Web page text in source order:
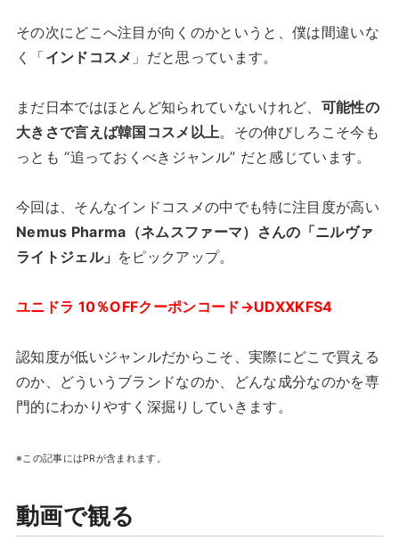
その次にどこへ注目が向くのかというと、僕は間違いな
く「インドコスメ 」だと思っています。
まだ日本ではほとんど知られていないけれど、 可能性の
大きさで言えば韓国コスメ以上。その伸びしろこそ今も
っとも “追っておくべきジャンル” だと感じています。
今回は、そんなインドコスメの中でも特に注目度が高い
Nemus Pharma（ネムスファーマ）さんの「ニルヴァ
ライトジェル」 をピックアップ。
ユニドラ 10％OFFクーポンコード→UDXXKFS4
認知度が低いジャンルだからこそ、実際にどこで買える
のか、どういうブランドなのか、どんな成分なのかを専
門的にわかりやすく深掘りしていきます。
※この記事にはPRが含まれます。
動画で観る